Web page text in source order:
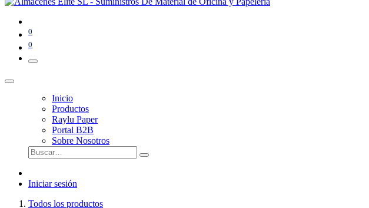
0
0
Inicio
Productos
Raylu Paper
Portal B2B
Sobre Nosotros
Iniciar sesión
Todos los productos